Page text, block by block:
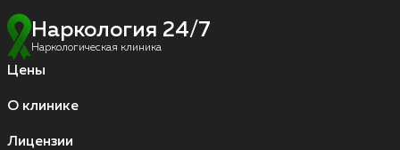
Наркология 24/7
Наркологическая клиника
Цены
О клинике
Лицензии